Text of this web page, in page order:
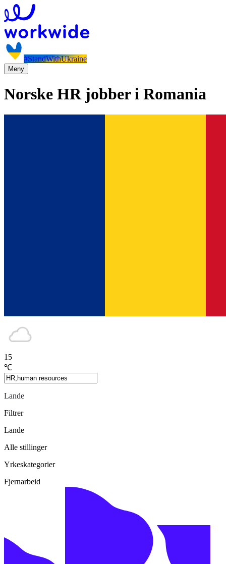
#StandWithUkraine
Meny
Norske HR jobber i Romania
15
℃
Lande
Filtrer
Lande
Alle stillinger
Yrkeskategorier
Fjernarbeid